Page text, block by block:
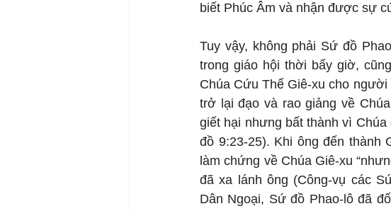
biết Phúc Âm và nhận được sự
Tuy vậy, không phải Sứ đồ
trong giáo hội thời bấy giờ,
Chúa Cứu Thế Giê-xu cho
trở lại đạo và rao giảng về
giết hại nhưng bất thành vì
đồ 9:23-25). Khi ông đến thành
làm chứng về Chúa Giê-xu
đã xa lánh ông (Công-vụ các
Dân Ngoại, Sứ đồ Phao-lô đã